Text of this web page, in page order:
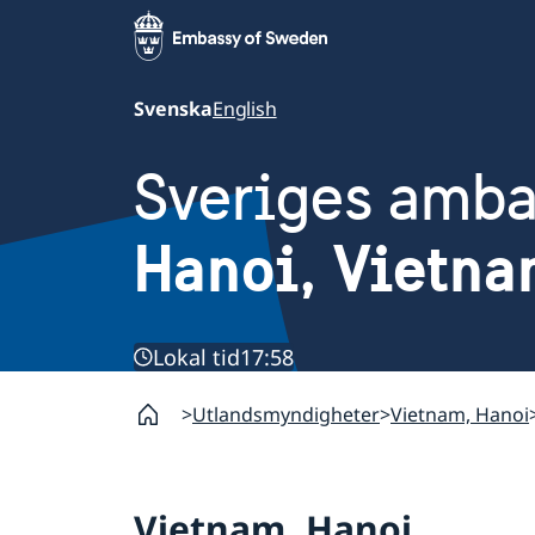
SvenskaEnglish
Sveriges
Hanoi,
Lokal tid17:58
Utlandsmyndigheter Vietnam, Hanoi